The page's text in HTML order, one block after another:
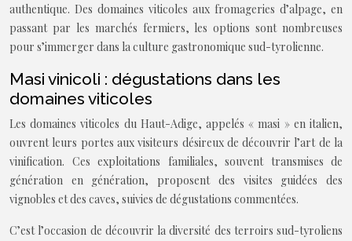
authentique. Des domaines viticoles aux fromageries d’alpage, en
passant par les marchés fermiers, les options sont nombreuses
pour s’immerger dans la culture gastronomique sud-tyrolienne.
Masi vinicoli : dégustations dans les
domaines viticoles
Les domaines viticoles du Haut-Adige, appelés « masi » en italien,
ouvrent leurs portes aux visiteurs désireux de découvrir l’art de la
vinification. Ces exploitations familiales, souvent transmises de
génération en génération, proposent des visites guidées des
vignobles et des caves, suivies de dégustations commentées.
C’est l’occasion de découvrir la diversité des terroirs sud-tyroliens